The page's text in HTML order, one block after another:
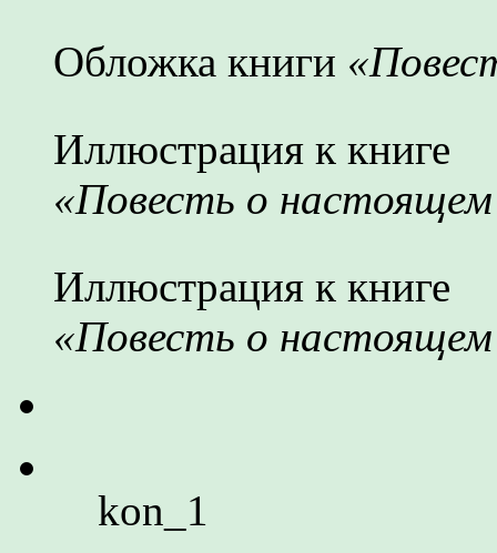
Обложка книги
Иллюстрация к книге
«Повесть о настоящем
Иллюстрация к книге
«Повесть о настоящем
kon_1